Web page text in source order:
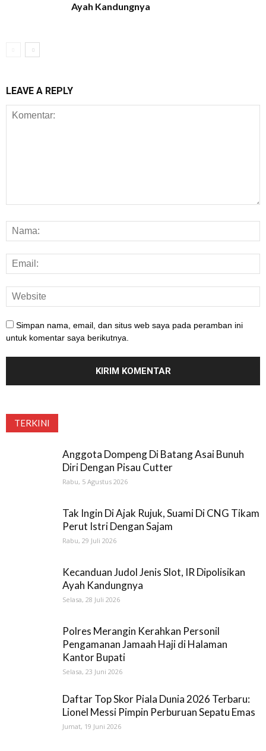
Ayah Kandungnya
LEAVE A REPLY
Simpan nama, email, dan situs web saya pada peramban ini
untuk komentar saya berikutnya.
TERKINI
Anggota Dompeng Di Batang Asai Bunuh
Diri Dengan Pisau Cutter
Rabu, 5 Agustus 2026
Tak Ingin Di Ajak Rujuk, Suami Di CNG Tikam
Perut Istri Dengan Sajam
Rabu, 29 Juli 2026
Kecanduan Judol Jenis Slot, IR Dipolisikan
Ayah Kandungnya
Selasa, 28 Juli 2026
Polres Merangin Kerahkan Personil
Pengamanan Jamaah Haji di Halaman
Kantor Bupati
Selasa, 23 Juni 2026
Daftar Top Skor Piala Dunia 2026 Terbaru:
Lionel Messi Pimpin Perburuan Sepatu Emas
Jumat, 19 Juni 2026